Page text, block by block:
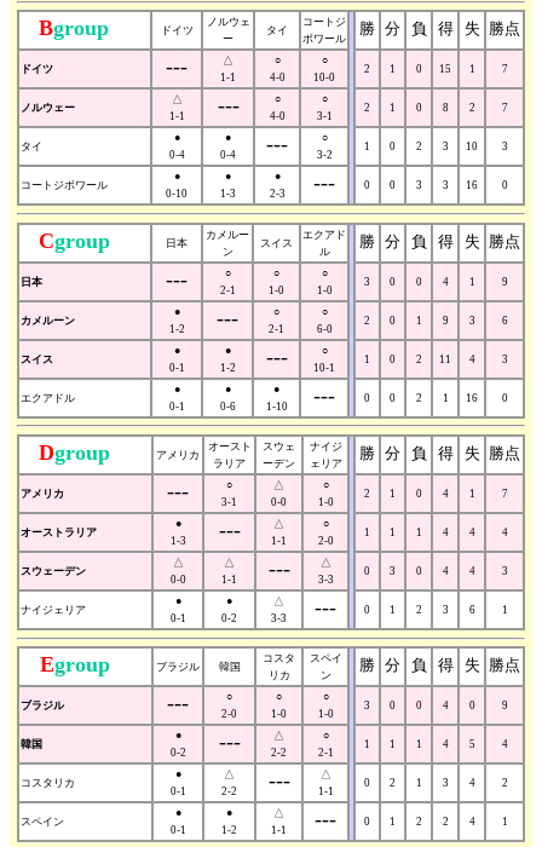
Bgroup ドイツ
ノルウェ
ー
タイ
コートジ
ボワール
勝 分 負 得 失 勝点
ドイツ ---
△
1-1
○
4-0
○
10-0
2 1 0 15 1 7
ノルウェー
△
1-1
---
○
4-0
○
3-1
2 1 0 8 2 7
タイ
●
0-4
●
0-4
---
○
3-2
1 0 2 3 10 3
コートジボワール
●
0-10
●
1-3
●
2-3
--- 0 0 3 3 16 0
Cgroup 日本
カメルー
ン
スイス
エクアド
ル
勝 分 負 得 失 勝点
日本 ---
○
2-1
○
1-0
○
1-0
3 0 0 4 1 9
カメルーン
●
1-2
---
○
2-1
○
6-0
2 0 1 9 3 6
スイス
●
0-1
●
1-2
---
○
10-1
1 0 2 11 4 3
エクアドル
●
0-1
●
0-6
●
1-10
--- 0 0 2 1 16 0
Dgroup アメリカ
オースト
ラリア
スウェ
ーデン
ナイジ
ェリア
勝 分 負 得 失 勝点
アメリカ ---
○
3-1
△
0-0
○
1-0
2 1 0 4 1 7
オーストラリア
●
1-3
---
△
1-1
○
2-0
1 1 1 4 4 4
スウェーデン
△
0-0
△
1-1
---
△
3-3
0 3 0 4 4 3
ナイジェリア
●
0-1
●
0-2
△
3-3
--- 0 1 2 3 6 1
Egroup ブラジル 韓国
コスタ
リカ
スペイ
ン
勝 分 負 得 失 勝点
ブラジル ---
○
2-0
○
1-0
○
1-0
3 0 0 4 0 9
韓国
●
0-2
---
△
2-2
○
2-1
1 1 1 4 5 4
コスタリカ
●
0-1
△
2-2
---
△
1-1
0 2 1 3 4 2
スペイン
●
0-1
●
1-2
△
1-1
--- 0 1 2 2 4 1